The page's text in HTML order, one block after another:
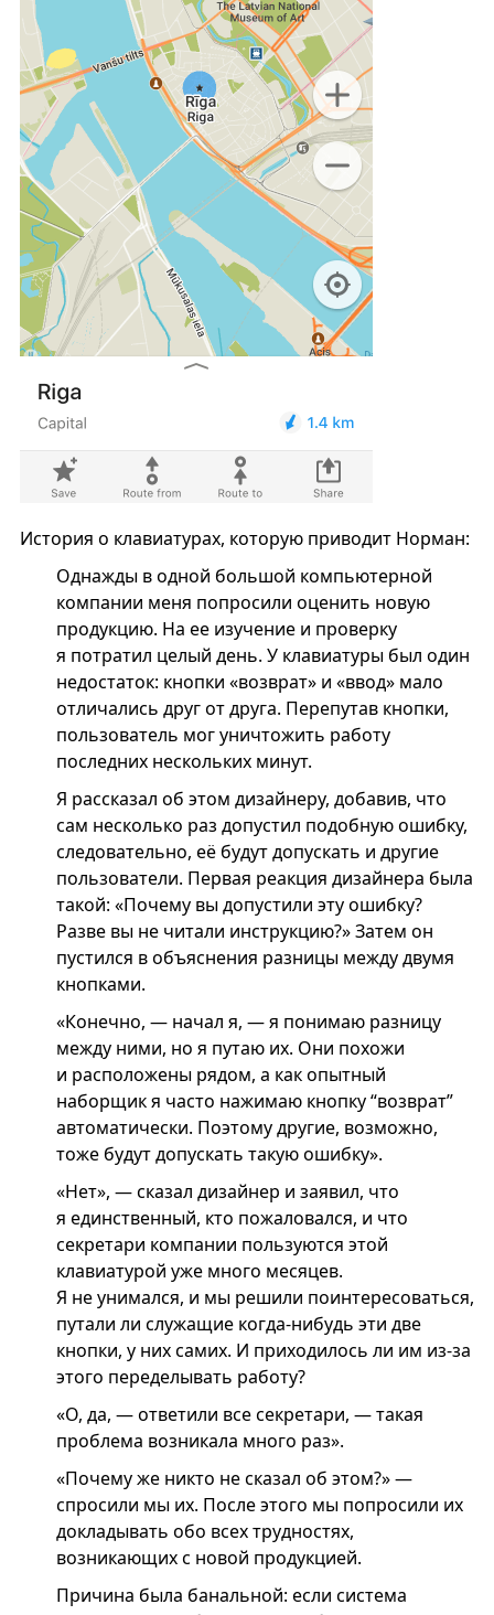
История о клавиатурах, которую приводит Норман:
Однажды в одной большой компьютерной
компании меня попросили оценить новую
продукцию. На ее изучение и проверку
я потратил целый день. У клавиатуры был один
недостаток: кнопки «возврат» и «ввод» мало
отличались друг от друга. Перепутав кнопки,
пользователь мог уничтожить работу
последних нескольких минут.
Я рассказал об этом дизайнеру, добавив, что
сам несколько раз допустил подобную ошибку,
следовательно, её будут допускать и другие
пользователи. Первая реакция дизайнера была
такой: «Почему вы допустили эту ошибку?
Разве вы не читали инструкцию?» Затем он
пустился в объяснения разницы между двумя
кнопками.
«Конечно, — начал я, — я понимаю разницу
между ними, но я путаю их. Они похожи
и расположены рядом, а как опытный
наборщик я часто нажимаю кнопку “возврат”
автоматически. Поэтому другие, возможно,
тоже будут допускать такую ошибку».
«Нет», — сказал дизайнер и заявил, что
я единственный, кто пожаловался, и что
секретари компании пользуются этой
клавиатурой уже много месяцев.
Я не унимался, и мы решили поинтересоваться,
путали ли служащие когда-нибудь эти две
кнопки, у них самих. И приходилось ли им из-за
этого переделывать работу?
«О, да, — ответили все секретари, — такая
проблема возникала много раз».
«Почему же никто не сказал об этом?» —
спросили мы их. После этого мы попросили их
докладывать обо всех трудностях,
возникающих с новой продукцией.
Причина была банальной: если система